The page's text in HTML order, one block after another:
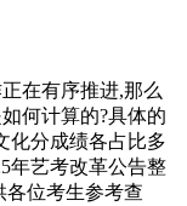
在有序推进,那么
何计算的?具体的
化分成绩各占比多
年艺考改革公告整
各位考生参考查